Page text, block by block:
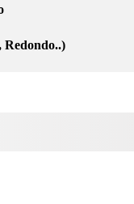
Redondo..)